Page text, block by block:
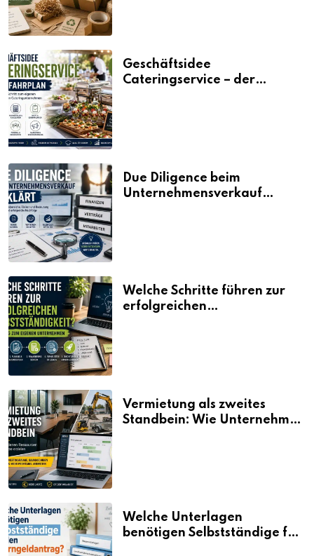
Geschäftsidee
Cateringservice – der
Due Diligence beim
Unternehmensverkauf
Welche Schritte führen zur
erfolgreichen
Vermietung als zweites
Standbein: Wie Unternehmen
Welche Unterlagen
benötigen Selbstständige für